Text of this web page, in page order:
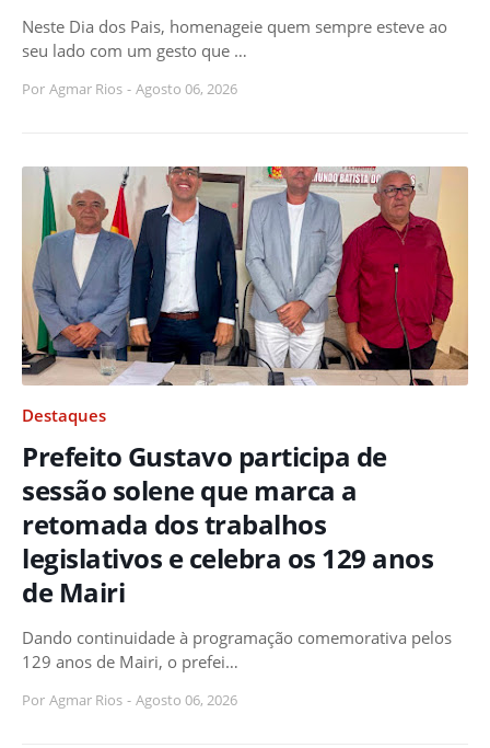
Neste Dia dos Pais, homenageie quem sempre esteve ao
seu lado com um gesto que …
Por Agmar Rios - Agosto 06, 2026
Destaques
Prefeito Gustavo participa de
sessão solene que marca a
retomada dos trabalhos
legislativos e celebra os 129 anos
de Mairi
Dando continuidade à programação comemorativa pelos
129 anos de Mairi, o prefei…
Por Agmar Rios - Agosto 06, 2026